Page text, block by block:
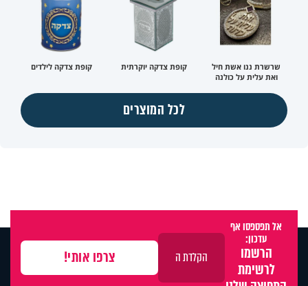
שרשרת ננו אשת חיל
ואת עלית על כולנה
קופת צדקה יוקרתית קופת צדקה לילדים
לכל המוצרים
אל תפספסו אף
עדכון:
הרשמו
לרשימת